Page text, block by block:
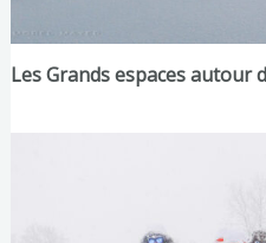
Les Grands espaces autour